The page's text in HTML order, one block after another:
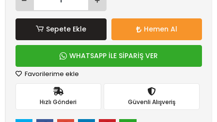
Sepete Ekle Hemen Al
WHATSAPP İLE SİPARİŞ VER
Favorilerime ekle
Hızlı Gönderi Güvenli Alışveriş